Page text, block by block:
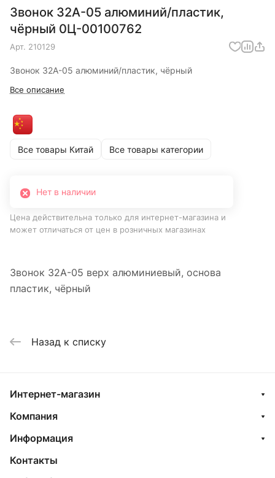
Звонок 32A-05 алюминий/пластик,
чёрный 0Ц-00100762
Арт. 210129
Звонок 32A-05 алюминий/пластик, чёрный
Все описание
Все товары Китай Все товары категории
Нет в наличии
Цена действительна только для интернет-магазина и
может отличаться от цен в розничных магазинах
Звонок 32A-05 верх алюминиевый, основа
пластик, чёрный
Назад к списку
Интернет-магазин
Компания
Информация
Контакты